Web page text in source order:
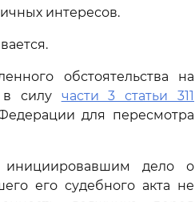
интересов.
обстоятельства на
в силу части 3 статьи 311
для пересмотра
инициировавшим дело о
его судебного акта не